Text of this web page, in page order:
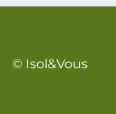
© Isol&Vous